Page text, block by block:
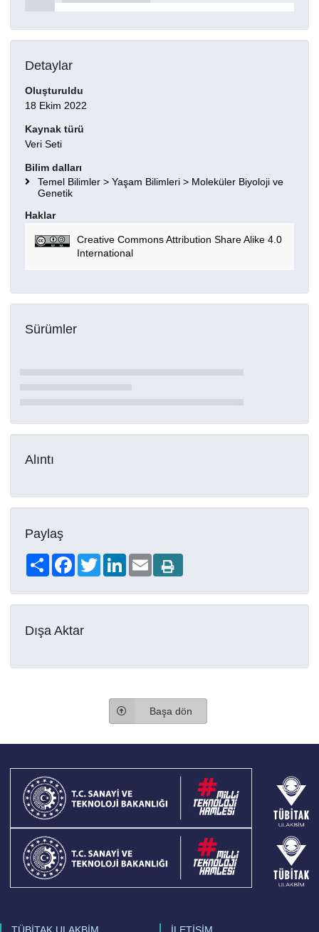
Detaylar
Oluşturuldu
18 Ekim 2022
Kaynak türü
Veri Seti
Bilim dalları
Temel Bilimler > Yaşam Bilimleri > Moleküler Biyoloji ve
Genetik
Haklar
Creative Commons Attribution Share Alike 4.0
International
Sürümler
Alıntı
Paylaş
Share FacebookTwitterLinkedIn
Email
Dışa Aktar
Başa dön